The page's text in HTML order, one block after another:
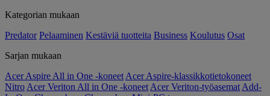
Kategorian mukaan
Predator Pelaaminen Kestäviä tuotteita Business Koulutus Osat
Sarjan mukaan
Acer Aspire All in One -koneet Acer Aspire-klassikkotietokoneet
Nitro Acer Veriton All in One -koneet Acer Veriton-työasemat Add-